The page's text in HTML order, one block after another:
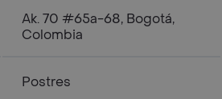
Ak. 70 #65a-68, Bogotá,
Colombia
Postres